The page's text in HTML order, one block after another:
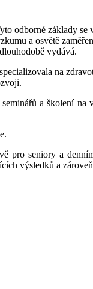
odborné základy se
a osvětě
vydává.
na
a školení na
seniory a
výsledků a